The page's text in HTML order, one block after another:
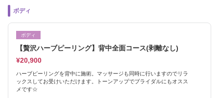
ボディ
ボディ
【贅沢ハーブピーリング】背中全面コース(剥離なし)
¥20,900
ハーブピーリングを背中に施術。マッサージも同時に行いますのでリラ
ックスしてお受けいただけます。トーンアップでブライダルにもオスス
メです☆